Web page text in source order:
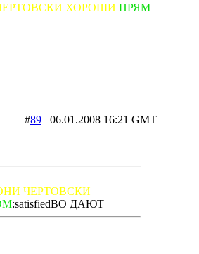
ХОРОШИ ПРЯМ
#8906.01.2008 16:21 GMT
ЧЕРТОВСКИ
:satisfiedВО ДАЮТ